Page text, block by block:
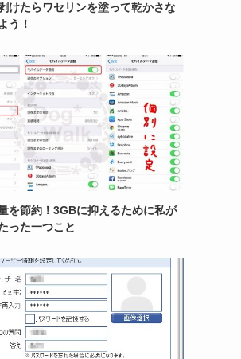
けたらワセリンを塗って乾かさな
う！
を節約！3GBに抑えるために私が
った一つこと